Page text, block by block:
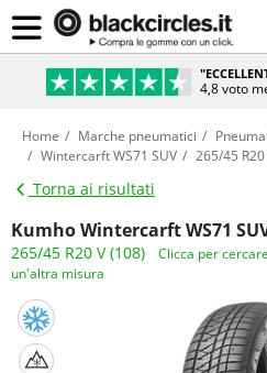
4,8 voto
Home Marche pneumatici
Wintercarft WS71 SUV
265/45
Torna ai risultati
Kumho Wintercarft WS71
265/45 R20 V (108)
Clicca per cercare
un'altra misura